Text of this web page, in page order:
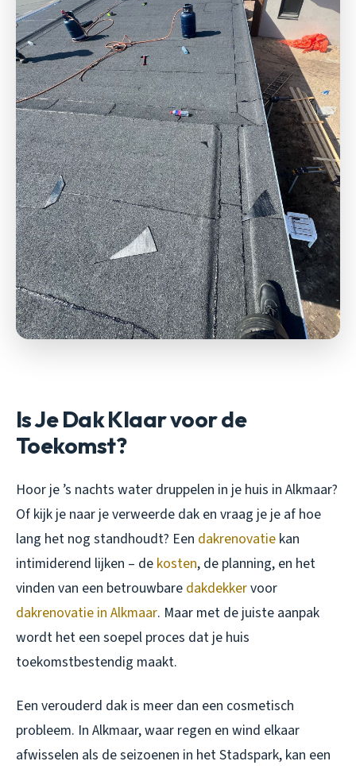
Is Je Dak Klaar voor de
Toekomst?
Hoor je ’s nachts water druppelen in je huis in Alkmaar?
Of kijk je naar je verweerde dak en vraag je je af hoe
lang het nog standhoudt? Een dakrenovatie kan
intimiderend lijken – de kosten, de planning, en het
vinden van een betrouwbare dakdekkervoor
dakrenovatie in Alkmaar. Maar met de juiste aanpak
wordt het een soepel proces dat je huis
toekomstbestendig maakt.
Een verouderd dak is meer dan een cosmetisch
probleem. In Alkmaar, waar regen en wind elkaar
afwisselen als de seizoenen in het Stadspark, kan een